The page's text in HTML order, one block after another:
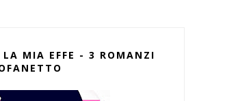
MIA EFFE - 3 ROMANZI